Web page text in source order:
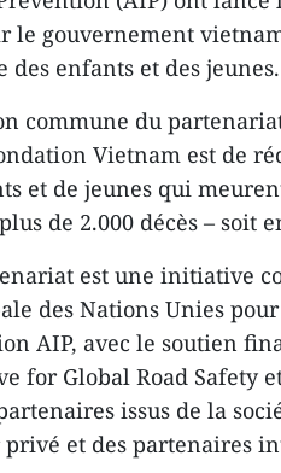
le gouvernement
des enfants et des jeunes.
commune du
Vietnam est de
et de jeunes qui
de 2.000 décès – soit
est une initiative
des Nations Unies
AIP, avec le soutien
for Global Road Safety
issus de la
privé et des partenaires